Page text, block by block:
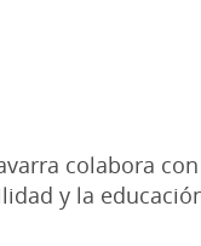
colabora
y la